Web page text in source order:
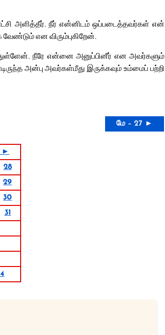
அளித்தீர். நீர் என்னிடம் ஒப்படைத்தவர்கள் என்
என விரும்புகிறேன்.
நீரே என்னை அனுப்பினீர் என அவர்களும்
அன்பு அவர்கள்மீது இருக்கவும் உம்மைப் பற்றி
மே – 27 ►
►
28
29
30
31